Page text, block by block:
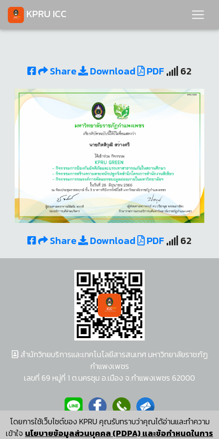
KPRU ICC
Share Download PDF 62
Share Download PDF 62
โดยการใช้เว็บไซต์ของ KPRU คุณรับทราบว่าคุณได้อ่านและทำความ
เข้าใจ นโยบายข้อมูลส่วนบุคคล (PDPA) และข้อกำหนดในการ
สำนักวิทยบริการและเทคโนโลยีสารสนเทศ มหาวิทยาลัยราชภัฏ
กำแพงเพชร
เลขที่ 69 หมู่ที่ 1 ต.นครชุม อ.เมือง จ.กำแพงเพชร 62000
ผู้พัฒนาระบบ อนุชา พวงผกา